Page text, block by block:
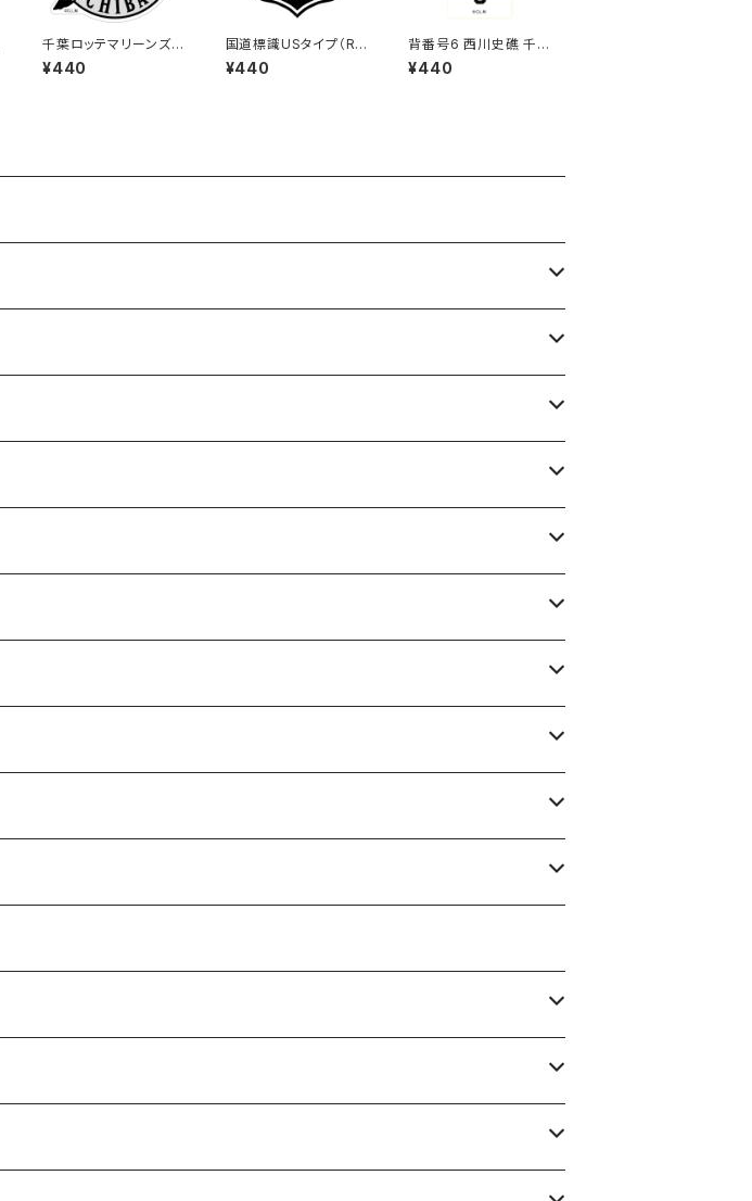
千葉ロッテマリーンズス
テッカー15
¥440
国道標識USタイプ（RO
UTE）ステッカー 294
号線（ブラック）
¥440
背番号6 西川史礁 千葉
ロッテマリーンズ 選手
ステッカー（ホワイトB)
¥440